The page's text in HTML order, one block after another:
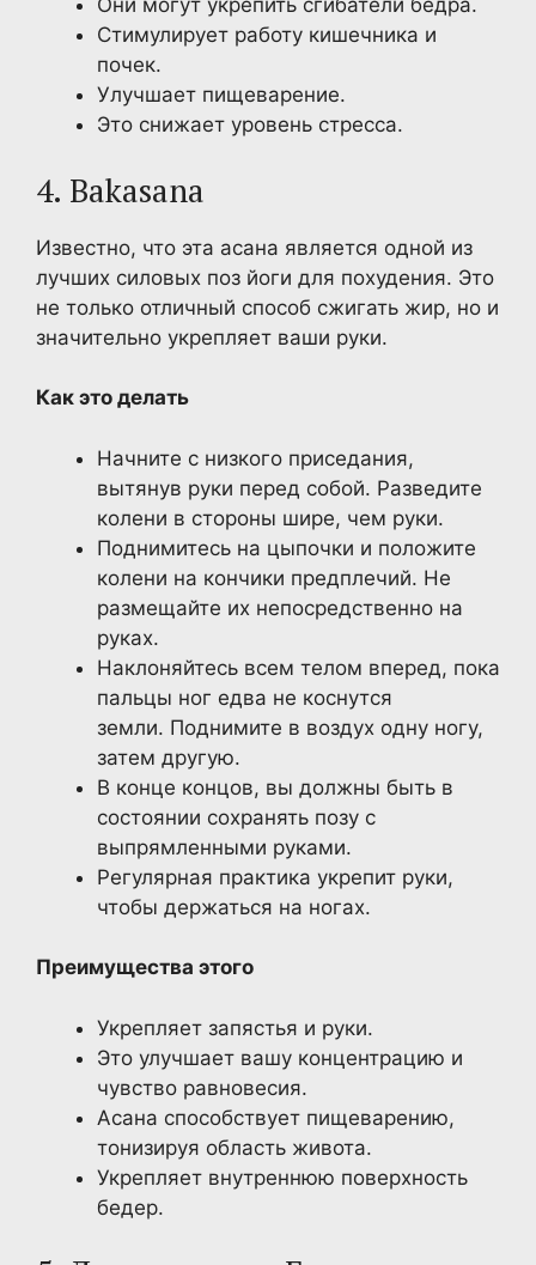
Они могут укрепить сгибатели бедра.
Стимулирует работу кишечника и
почек.
Улучшает пищеварение.
Это снижает уровень стресса.
4. Bakasana
Известно, что эта асана является одной из
лучших силовых поз йоги для похудения. Это
не только отличный способ сжигать жир, но и
значительно укрепляет ваши руки.
Как это делать
Начните с низкого приседания,
вытянув руки перед собой. Разведите
колени в стороны шире, чем руки.
Поднимитесь на цыпочки и положите
колени на кончики предплечий. Не
размещайте их непосредственно на
руках.
Наклоняйтесь всем телом вперед, пока
пальцы ног едва не коснутся
земли. Поднимите в воздух одну ногу,
затем другую.
В конце концов, вы должны быть в
состоянии сохранять позу с
выпрямленными руками.
Регулярная практика укрепит руки,
чтобы держаться на ногах.
Преимущества этого
Укрепляет запястья и руки.
Это улучшает вашу концентрацию и
чувство равновесия.
Асана способствует пищеварению,
тонизируя область живота.
Укрепляет внутреннюю поверхность
бедер.